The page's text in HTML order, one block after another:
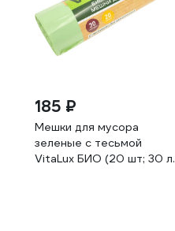
185 ₽
Мешки для мусора
зеленые с тесьмой
VitaLux БИО (20 шт; 30 л;